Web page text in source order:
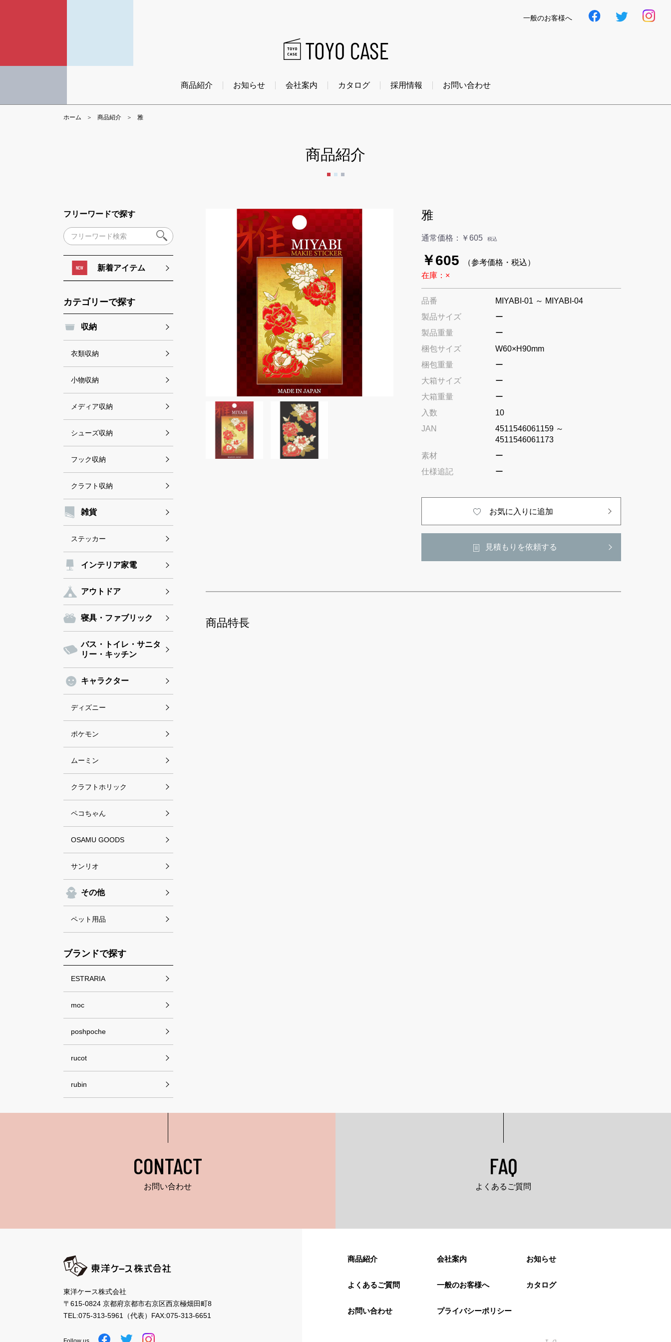
一般のお客様へ
商品紹介 お知らせ 会社案内 カタログ 採用情報 お問い合わせ
ホーム 商品紹介 雅
商品紹介
フリーワードで探す
新着アイテム
カテゴリーで探す
収納
衣類収納
小物収納
メディア収納
シューズ収納
フック収納
クラフト収納
雑貨
ステッカー
インテリア家電
アウトドア
寝具・ファブリック
バス・トイレ・サニタ
リー・キッチン
キャラクター
ディズニー
ポケモン
ムーミン
クラフトホリック
ペコちゃん
OSAMU GOODS
サンリオ
その他
ペット用品
ブランドで探す
ESTRARIA
moc
poshpoche
rucot
rubin
雅
通常価格： ￥605 税込
￥605
（参考価格・税込）
在庫：×
品番
MIYABI-01 ～ MIYABI-04
製品サイズ
ー
製品重量
ー
梱包サイズ
W60×H90mm
梱包重量
ー
大箱サイズ
ー
大箱重量
ー
入数
10
JAN
4511546061159 ～
4511546061173
素材
ー
仕様追記
ー
お気に入りに追加
見積もりを依頼する
商品特長
CONTACT
お問い合わせ
FAQ
よくあるご質問
東洋ケース株式会社
〒615-0824 京都府京都市右京区西京極畑田町8
TEL:075-313-5961 （代表） FAX:075-313-6651
商品紹介 会社案内 お知らせ
よくあるご質問 一般のお客様へ カタログ
お問い合わせ プライバシーポリシー